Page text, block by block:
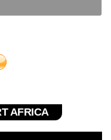
AFRICA